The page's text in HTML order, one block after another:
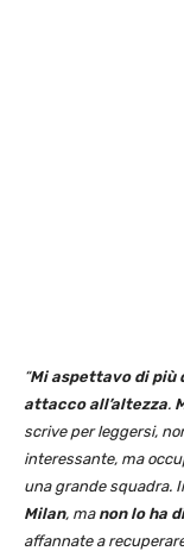
“Mi aspettavo di più
attacco all’altezza.
scrive per leggersi,
interessante, ma
una grande squadra.
Milan, ma non lo ha
affannate a